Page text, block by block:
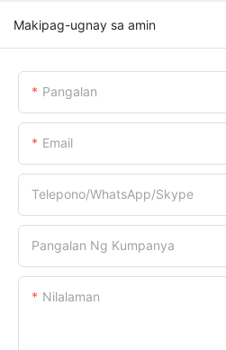
Makipag-ugnay sa amin
Pangalan
Email
Telepono/WhatsApp/Skype
Pangalan Ng Kumpanya
Nilalaman